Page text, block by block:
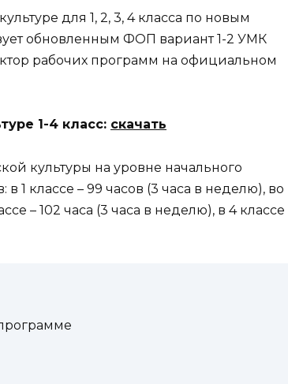
для 1, 2, 3, 4 класса по новым
обновленным ФОП вариант 1-2 УМК
рабочих программ на официальном
1-4 класс: скачать
культуры на уровне начального
1 классе – 99 часов (3 часа в неделю), во
– 102 часа (3 часа в неделю), в 4 классе